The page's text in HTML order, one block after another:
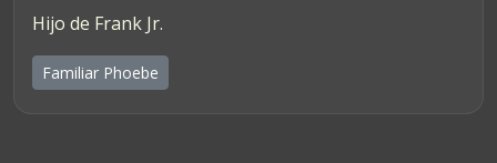
Hijo de Frank Jr.
Familiar Phoebe